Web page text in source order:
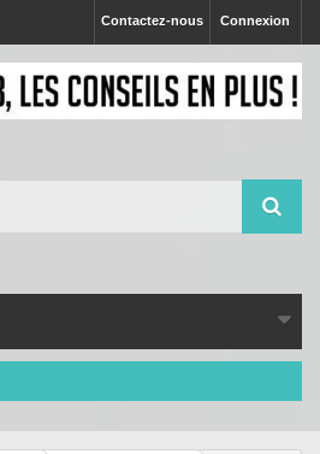
Connexion
Contactez-nous